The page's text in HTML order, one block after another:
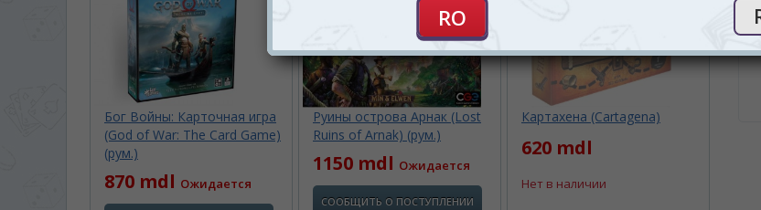
Бог Войны: Карточная игра
(God of War: The Card Game)
(рум.)
870 mdl Ожидается
Руины острова Арнак (Lost
Ruins of Arnak) (рум.)
1150 mdl Ожидается
СООБЩИТЬ О ПОСТУПЛЕНИИ
Картахена (Cartagena)
620 mdl
Нет в наличии